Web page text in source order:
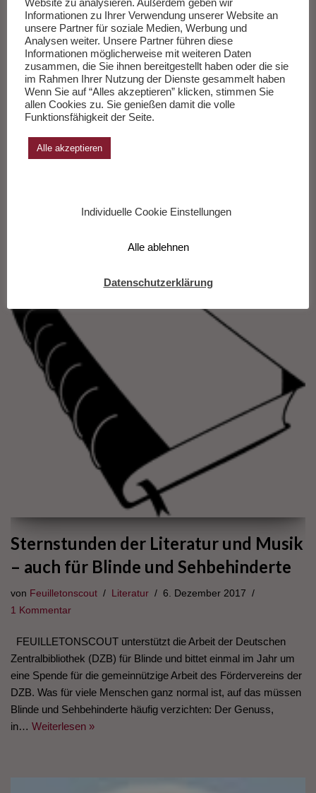
Buchpatenschaften für Blinde und
Sehbehinderte
vonFeuilletonscout Literatur 8. Dezember 2018
FEUILLETONSCOUT unterstützt die Arbeit der Deutschen
Zentralbibliothek (DZB) für Blinde und bittet einmal im Jahr um
eine Spende für die gemeinnützige Arbeit des Fördervereins der
Weiterlesen »
Sternstunden der Literatur und Musik
– auch für Blinde und Sehbehinderte
von Feuilletonscout Literatur
6. Dezember 2017
1 Kommentar
FEUILLETONSCOUT unterstützt die Arbeit der Deutschen
Zentralbibliothek (DZB) für Blinde und bittet einmal im Jahr um
eine Spende für die gemeinnützige Arbeit des Fördervereins der
DZB. Was für viele Menschen ganz normal ist, auf das müssen
Blinde und Sehbehinderte häufig verzichten: Der Genuss,
in… Weiterlesen »
Website zu analysieren. Außerdem geben wir
Informationen zu Ihrer Verwendung unserer Website an
unsere Partner für soziale Medien, Werbung und
Analysen weiter. Unsere Partner führen diese
Informationen möglicherweise mit weiteren Daten
zusammen, die Sie ihnen bereitgestellt haben oder die sie
im Rahmen Ihrer Nutzung der Dienste gesammelt haben
Wenn Sie auf “Alles akzeptieren” klicken, stimmen Sie
allen Cookies zu. Sie genießen damit die volle
Funktionsfähigkeit der Seite.
Alle akzeptieren
Individuelle Cookie Einstellungen
Alle ablehnen
Datenschutzerklärung